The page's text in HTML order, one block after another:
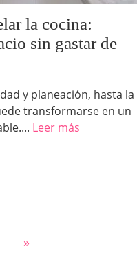
la cocina:
sin gastar de
y planeación, hasta la
transformarse en un
Leer más
»